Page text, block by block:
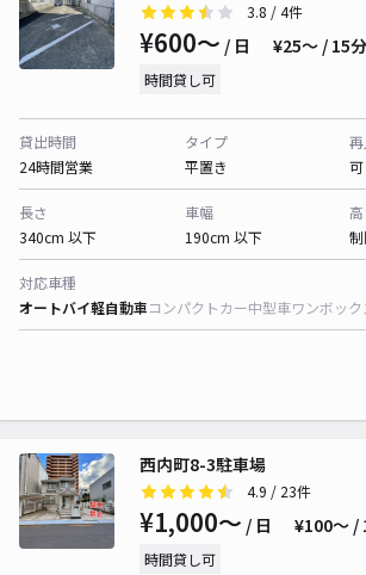
3.8 / 4件
¥600〜 / 日 ¥25〜 / 15分
時間貸し可
貸出時間
24時間営業
タイプ
平置き
可
長さ
340cm 以下
車幅
190cm 以下
対応車種
オートバイ軽自動車コンパクトカー中型車ワンボック
西内町8-3駐車場
4.9 / 23件
¥1,000〜 / 日 ¥100〜 /
時間貸し可